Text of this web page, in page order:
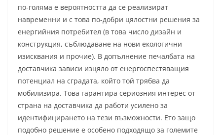
по-голяма е вероятността да се реализират
навременни и с това по-добри цялостни решения за
енергийния потребител (в това число дизайн и
конструкция, съблюдаване на нови екологични
изисквания и прочие). В допълнение печалбата на
доставчика зависи изцяло от енергоспестяващия
потенциал на сградата, който той трябва да
мобилизира. Това гарантира сериозния интерес от
страна на доставчика да работи усилено за
идентифицирането на тези възможности. Ето защо
подобно решение е особено подходящо за големите